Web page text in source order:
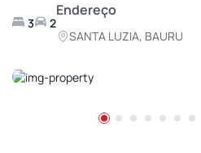
3 2
Endereço
SANTA LUZIA, BAURU